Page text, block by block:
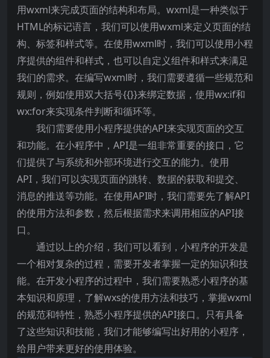
用wxml来完成页面的结构和布局。wxml是一种类似于
HTML的标记语言，我们可以使用wxml来定义页面的结
构、标签和样式等。在使用wxml时，我们可以使用小程
序提供的组件和样式，也可以自定义组件和样式来满足
我们的需求。在编写wxml时，我们需要遵循一些规范和
规则，例如使用双大括号{{}}来绑定数据，使用wx:if和
wx:for来实现条件判断和循环等。
我们需要使用小程序提供的API来实现页面的交互
和功能。在小程序中，API是一组非常重要的接口，它
们提供了与系统和外部环境进行交互的能力。使用
API，我们可以实现页面的跳转、数据的获取和提交、
消息的推送等功能。在使用API时，我们需要先了解API
的使用方法和参数，然后根据需求来调用相应的API接
口。
通过以上的介绍，我们可以看到，小程序的开发是
一个相对复杂的过程，需要开发者掌握一定的知识和技
能。在开发小程序的过程中，我们需要熟悉小程序的基
本知识和原理，了解wxs的使用方法和技巧，掌握wxml
的规范和特性，熟悉小程序提供的API接口。只有具备
了这些知识和技能，我们才能够编写出好用的小程序，
给用户带来更好的使用体验。